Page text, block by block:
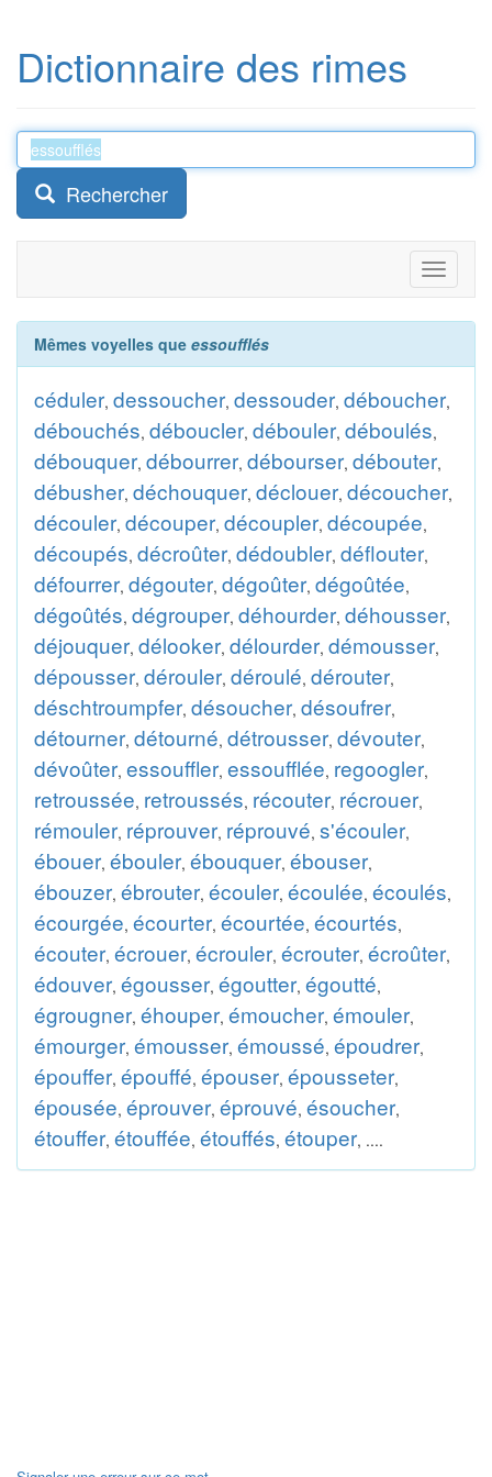
Dictionnaire des rimes
Rechercher
Toggle
Mêmes voyelles que essoufflés
céduler, dessoucher, dessouder, déboucher,
débouchés, déboucler, débouler, déboulés,
débouquer, débourrer, débourser, débouter,
débusher, déchouquer, déclouer, découcher,
découler, découper, découpler, découpée,
découpés, décroûter, dédoubler, déflouter,
défourrer, dégouter, dégoûter, dégoûtée,
dégoûtés, dégrouper, déhourder, déhousser,
déjouquer, délooker, délourder, démousser,
dépousser, dérouler, déroulé, dérouter,
déschtroumpfer, désoucher, désoufrer,
détourner, détourné, détrousser, dévouter,
dévoûter, essouffler, essoufflée, regoogler,
retroussée, retroussés, récouter, récrouer,
rémouler, réprouver, réprouvé, s'écouler,
ébouer, ébouler, ébouquer, ébouser,
ébouzer, ébrouter, écouler, écoulée, écoulés,
écourgée, écourter, écourtée, écourtés,
écouter, écrouer, écrouler, écrouter, écroûter,
édouver, égousser, égoutter, égoutté,
égrougner, éhouper, émoucher, émouler,
émourger, émousser, émoussé, époudrer,
épouffer, épouffé, épouser, épousseter,
épousée, éprouver, éprouvé, ésoucher,
étouffer, étouffée, étouffés, étouper, ....